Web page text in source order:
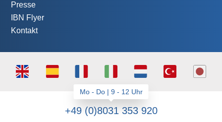
Presse
IBN Flyer
Kontakt
+49 (0)8031 353 920